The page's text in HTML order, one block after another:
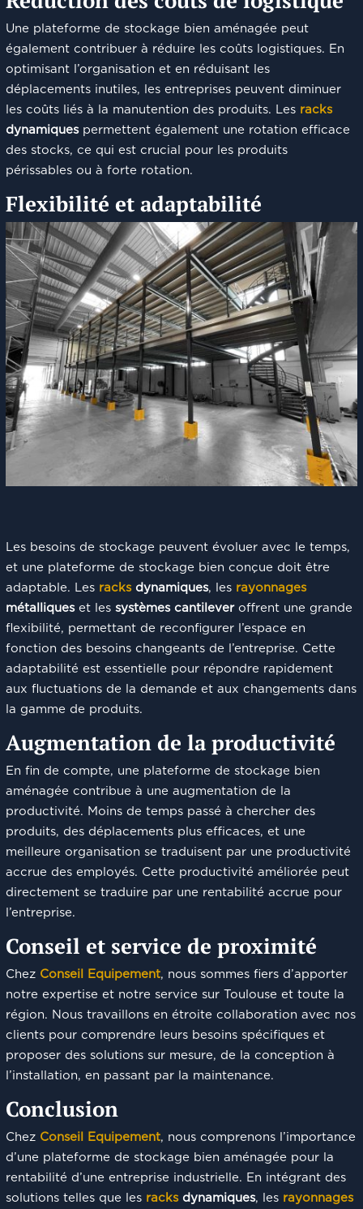
Une plateforme de stockage bien aménagée peut
également contribuer à réduire les coûts logistiques. En
optimisant l’organisation et en réduisant les
déplacements inutiles, les entreprises peuvent diminuer
les coûts liés à la manutention des produits. Les racks
dynamiquespermettent également une rotation efficace
des stocks, ce qui est crucial pour les produits
périssables ou à forte rotation.
Flexibilité et adaptabilité
Les besoins de stockage peuvent évoluer avec le temps,
et une plateforme de stockage bien conçue doit être
adaptable. Les racksdynamiques, les rayonnages
métalliqueset les systèmes cantileveroffrent une grande
flexibilité, permettant de reconfigurer l’espace en
fonction des besoins changeants de l’entreprise. Cette
adaptabilité est essentielle pour répondre rapidement
aux fluctuations de la demande et aux changements dans
la gamme de produits.
Augmentation de la productivité
En fin de compte, une plateforme de stockage bien
aménagée contribue à une augmentation de la
productivité. Moins de temps passé à chercher des
produits, des déplacements plus efficaces, et une
meilleure organisation se traduisent par une productivité
accrue des employés. Cette productivité améliorée peut
directement se traduire par une rentabilité accrue pour
l’entreprise.
Conseil et service de proximité
Chez Conseil Equipement, nous sommes fiers d’apporter
notre expertise et notre service sur Toulouse et toute la
région. Nous travaillons en étroite collaboration avec nos
clients pour comprendre leurs besoins spécifiques et
proposer des solutions sur mesure, de la conception à
l’installation, en passant par la maintenance.
Conclusion
Chez Conseil Equipement, nous comprenons l’importance
d’une plateforme de stockage bien aménagée pour la
rentabilité d’une entreprise industrielle. En intégrant des
solutions telles que les racksdynamiques, les rayonnages